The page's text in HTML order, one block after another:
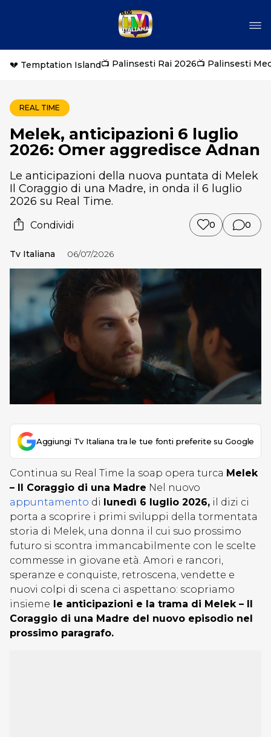
💔 Temptation Island📺 Palinsesti Rai 2026📺 Palinsesti
REAL TIME
Melek, anticipazioni 6 luglio
2026: Omer aggredisce Adnan
Le anticipazioni della nuova puntata di Melek
Il Coraggio di una Madre, in onda il 6 luglio
2026 su Real Time.
Condividi 0 0
Tv Italiana 06/07/2026
Aggiungi Tv Italiana tra le tue fonti preferite su Google
Continua su Real Time la soap opera turca Melek
– Il Coraggio di una Madre Nel nuovo
appuntamento di lunedì 6 luglio 2026, il dizi ci
porta a scoprire i primi sviluppi della tormentata
storia di Melek, una donna il cui suo prossimo
futuro si scontra immancabilmente con le scelte
commesse in giovane età. Amori e rancori,
speranze e conquiste, retroscena, vendette e
nuovi colpi di scena ci aspettano: scopriamo
insieme le anticipazioni e la trama di Melek – Il
Coraggio di una Madre del nuovo episodio nel
prossimo paragrafo.